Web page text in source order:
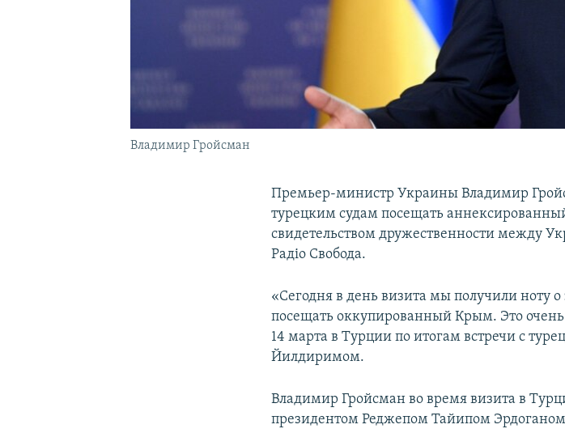
Владимир Гройсман
Премьер-министр Украины Владимир
турецким судам посещать
свидетельством дружественности между
Радіо Свобода.
«Сегодня в день визита мы получили ноту
посещать оккупированный Крым. Это
14 марта в Турции по итогам встречи с
Йилдиримом.
Владимир Гройсман во время визита в
президентом Реджепом Тайипом